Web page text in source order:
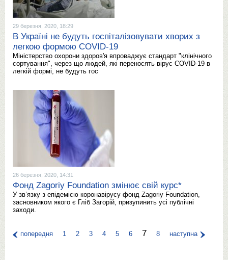
29 березня, 2020, 18:29
В Україні не будуть госпіталізовувати хворих з
легкою формою COVID-19
Міністерство охорони здоров'я впроваджує стандарт "клінічного
сортування", через що людей, які переносять вірус COVID-19 в
легкій формі, не будуть гос
26 березня, 2020, 14:31
Фонд Zagoriy Foundation змінює свій курс*
У зв’язку з епідемією коронавірусу фонд Zagoriy Foundation,
засновником якого є Гліб Загорій, призупинить усі публічні
заходи.
попередня 1 2 3 4 5 6 7 8 наступна